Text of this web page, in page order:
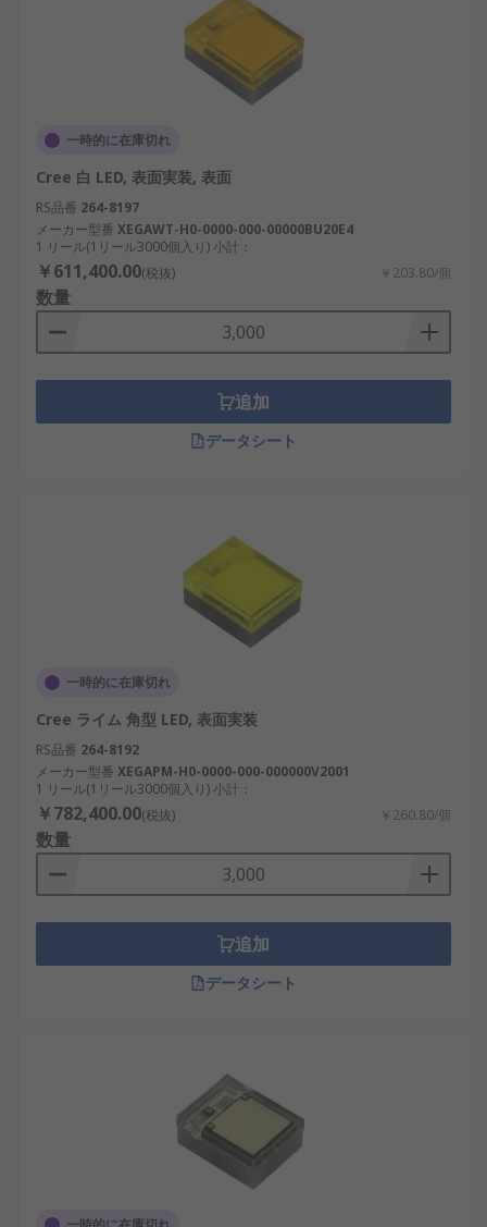
一時的に在庫切れ
Cree 白 LED, 表面実装, 表面
RS品番 264-8197
メーカー型番 XEGAWT-H0-0000-000-00000BU20E4
1 リール(1リール3000個入り) 小計：
￥611,400.00(税抜) ￥203.80/個
数量
追加
データシート
一時的に在庫切れ
Cree ライム 角型 LED, 表面実装
RS品番 264-8192
メーカー型番 XEGAPM-H0-0000-000-000000V2001
1 リール(1リール3000個入り) 小計：
￥782,400.00(税抜) ￥260.80/個
数量
追加
データシート